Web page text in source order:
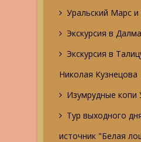
Уральский Марс
Экскурсия в
Экскурсия в
Николая Кузнецова
Изумрудные копи
Тур выходного
источник "Белая